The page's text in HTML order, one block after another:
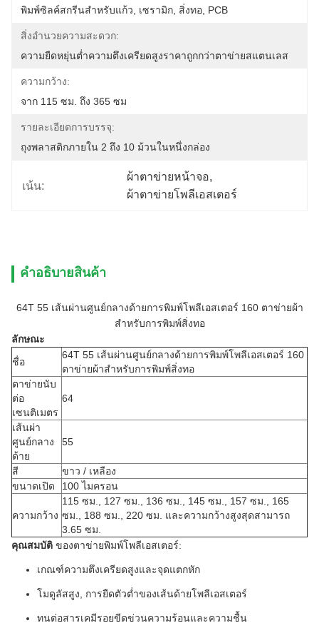
พิมพ์ซิลค์สกรีนสำหรับแก้ว, เซรามิก, สิ่งทอ, PCB
สิ่งอำนวยความสะดวก:
ความยืดหยุ่นต่ำความตึงเครียดสูงราคาถูกกว่าตาข่ายสแตนเลส
ความกว้าง:
จาก 115 ซม. ถึง 365 ซม
รายละเอียดการบรรจุ:
ถุงพลาสติกภายใน 2 ถึง 10 ม้วนในหนึ่งกล่อง
เน้น:
ผ้าตาข่ายหน้าจอ,
ผ้าตาข่ายโพลีเอสเตอร์
คําอธิบายสินค้า
64T 55 เส้นผ่านศูนย์กลางด้ายการพิมพ์โพลีเอสเตอร์ 160 ตาข่ายผ้า
สำหรับการพิมพ์สิ่งทอ
ลักษณะ
ชื่อ
64T 55 เส้นผ่านศูนย์กลางด้ายการพิมพ์โพลีเอสเตอร์ 160
ตาข่ายผ้าสำหรับการพิมพ์สิ่งทอ
ตาข่ายนับ
ต่อ
เซนติเมตร
64
เส้นผ่า
ศูนย์กลาง
ด้าย
55
สี
ขาว / เหลือง
ขนาดเปิด
100 ไมครอน
ความกว้าง
115 ซม., 127 ซม., 136 ซม., 145 ซม., 157 ซม., 165
ซม., 188 ซม., 220 ซม. และความกว้างสูงสุดสามารถ
3.65 ซม.
คุณสมบัติ ของตาข่ายพิมพ์โพลีเอสเตอร์:
เกณฑ์ความตึงเครียดสูงและจุดแตกหัก
โมดูลัสสูง, การยืดตัวต่ำของเส้นด้ายโพลีเอสเตอร์
ทนต่อสารเคมีรอยขีดข่วนความร้อนและความชื้น